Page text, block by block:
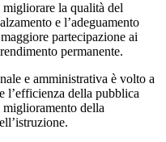
la qualità del
e l’adeguamento
partecipazione ai
permanente.
e amministrativa è volto a
l’efficienza della pubblica
della